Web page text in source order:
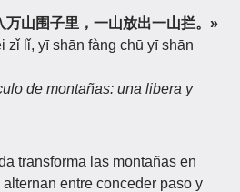
山围子里，一山放出一山拦。»
zǐ lǐ, yī shān fàng chū yī shān
de montañas: una libera y
transforma las montañas en
entre conceder paso y